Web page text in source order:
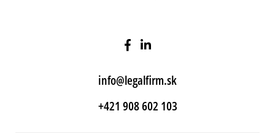
info@legalfirm.sk
+421 908 602 103